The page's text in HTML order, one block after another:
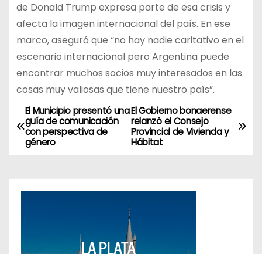
de Donald Trump expresa parte de esa crisis y
afecta la imagen internacional del país. En ese
marco, aseguró que “no hay nadie caritativo en el
escenario internacional pero Argentina puede
encontrar muchos socios muy interesados en las
cosas muy valiosas que tiene nuestro país”.
N
a
e
El Gobierno bonaerense
relanzó el Consejo
Provincial de Vivienda y
Hábitat
El Municipio presentó una
guía de comunicación
con perspectiva de
género